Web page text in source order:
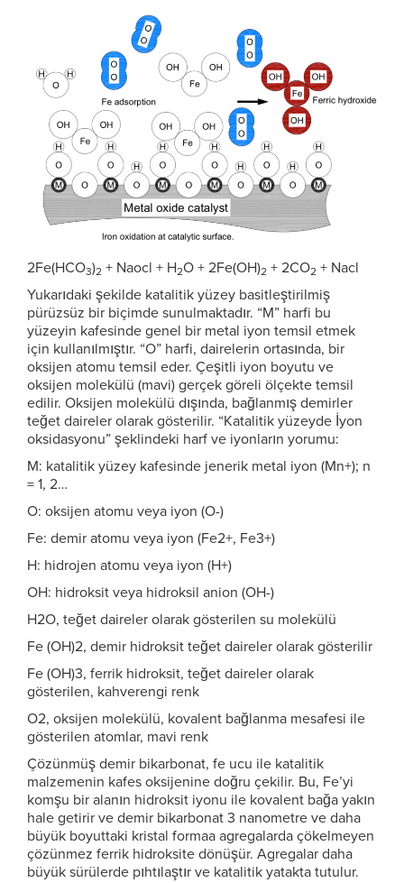
2Fe(HCO3)2 + Naocl + H2O + 2Fe(OH)2 + 2CO2 + Nacl
Yukarıdaki şekilde katalitik yüzey basitleştirilmiş
pürüzsüz bir biçimde sunulmaktadır. “M” harfi bu
yüzeyin kafesinde genel bir metal iyon temsil etmek
için kullanılmıştır. “O” harfi, dairelerin ortasında, bir
oksijen atomu temsil eder. Çeşitli iyon boyutu ve
oksijen molekülü (mavi) gerçek göreli ölçekte temsil
edilir. Oksijen molekülü dışında, bağlanmış demirler
teğet daireler olarak gösterilir. “Katalitik yüzeyde İyon
oksidasyonu” şeklindeki harf ve iyonların yorumu:
M: katalitik yüzey kafesinde jenerik metal iyon (Mn+); n
= 1, 2…
O: oksijen atomu veya iyon (O-)
Fe: demir atomu veya iyon (Fe2+, Fe3+)
H: hidrojen atomu veya iyon (H+)
OH: hidroksit veya hidroksil anion (OH-)
H2O, teğet daireler olarak gösterilen su molekülü
Fe (OH)2, demir hidroksit teğet daireler olarak gösterilir
Fe (OH)3, ferrik hidroksit, teğet daireler olarak
gösterilen, kahverengi renk
O2, oksijen molekülü, kovalent bağlanma mesafesi ile
gösterilen atomlar, mavi renk
Çözünmüş demir bikarbonat, fe ucu ile katalitik
malzemenin kafes oksijenine doğru çekilir. Bu, Fe’yi
komşu bir alanın hidroksit iyonu ile kovalent bağa yakın
hale getirir ve demir bikarbonat 3 nanometre ve daha
büyük boyuttaki kristal formaa agregalarda çökelmeyen
çözünmez ferrik hidroksite dönüşür. Agregalar daha
büyük sürülerde pıhtılaştır ve katalitik yatakta tutulur.